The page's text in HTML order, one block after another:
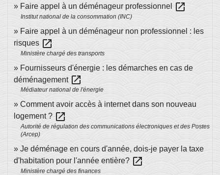
Faire appel à un déménageur professionnel open_in_new
Institut national de la consommation (INC)
Faire appel à un déménageur non professionnel : les
risques open_in_new
Ministère chargé des transports
Fournisseurs d'énergie : les démarches en cas de
déménagement open_in_new
Médiateur national de l'énergie
Comment avoir accès à internet dans son nouveau
logement ? open_in_new
Autorité de régulation des communications électroniques et des Postes
(Arcep)
Je déménage en cours d'année, dois-je payer la taxe
d'habitation pour l'année entière? open_in_new
Ministère chargé des finances